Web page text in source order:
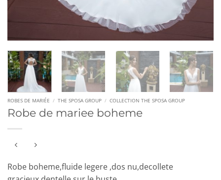
ROBES DE MARIÉE / THE SPOSA GROUP / COLLECTION THE SPOSA GROUP
Robe de mariee boheme
Robe boheme,fluide legere ,dos nu,decollete